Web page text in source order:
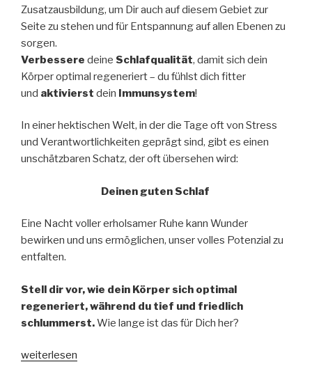
Zusatzausbildung, um Dir auch auf diesem Gebiet zur
Seite zu stehen und für Entspannung auf allen Ebenen zu
sorgen.
Verbessere deine Schlafqualität, damit sich dein
Körper optimal regeneriert – du fühlst dich fitter
und aktivierst dein Immunsystem!
In einer hektischen Welt, in der die Tage oft von Stress
und Verantwortlichkeiten geprägt sind, gibt es einen
unschätzbaren Schatz, der oft übersehen wird:
Deinen guten Schlaf
Eine Nacht voller erholsamer Ruhe kann Wunder
bewirken und uns ermöglichen, unser volles Potenzial zu
entfalten.
Stell dir vor, wie dein Körper sich optimal
regeneriert, während du tief und friedlich
schlummerst.Wie lange ist das für Dich her?
„Verbessere deine Schlafqualität“
weiterlesen